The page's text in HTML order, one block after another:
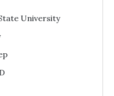
University